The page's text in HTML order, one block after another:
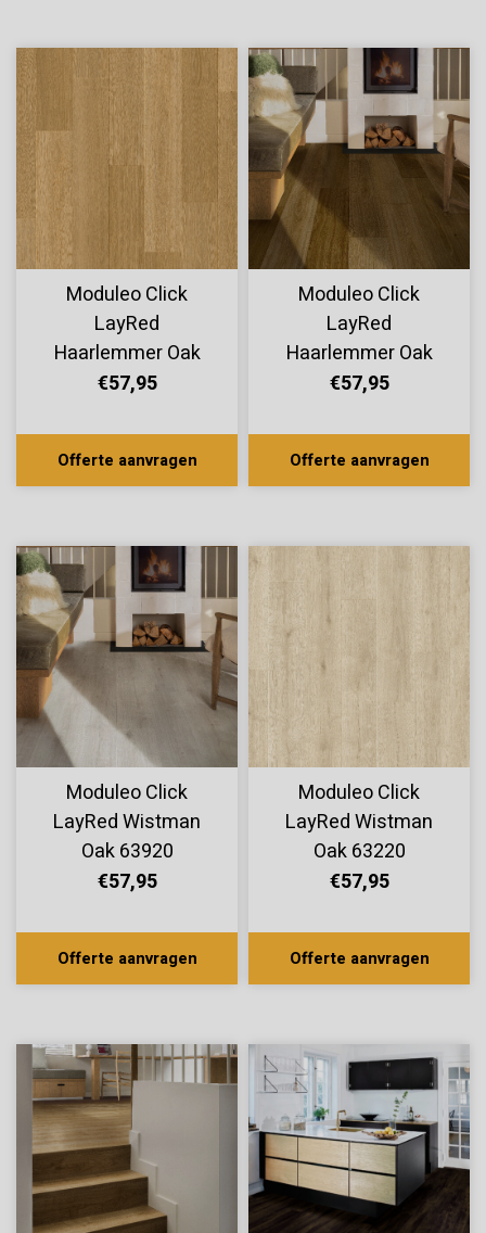
Moduleo Click
LayRed
Haarlemmer Oak
64831
€57,95
Offerte aanvragen
Moduleo Click
LayRed
Haarlemmer Oak
64865
€57,95
Offerte aanvragen
Moduleo Click
LayRed Wistman
Oak 63920
€57,95
Offerte aanvragen
Moduleo Click
LayRed Wistman
Oak 63220
€57,95
Offerte aanvragen